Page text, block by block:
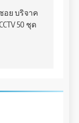
อย บริจาค
50 ชุด